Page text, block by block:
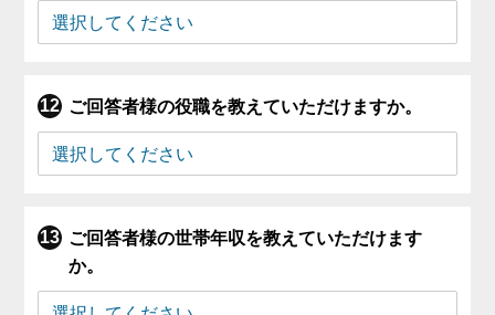
ご回答者様の役職を教えていただけますか。
ご回答者様の世帯年収を教えていただけます
か。